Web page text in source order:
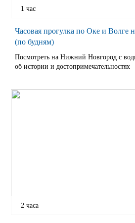
1 час
Часовая прогулка по Оке и Волге
(по будням)
Посмотреть на Нижний Новгород с
об истории и достопримечательностях
2 часа